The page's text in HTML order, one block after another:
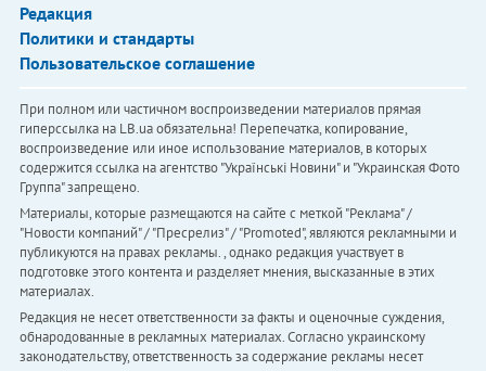
Редакция
Политики и стандарты
Пользовательское соглашение
При полном или частичном воспроизведении материалов прямая
гиперссылка на LB.ua обязательна! Перепечатка, копирование,
воспроизведение или иное использование материалов, в которых
содержится ссылка на агентство "Українськi Новини" и "Украинская Фото
Группа" запрещено.
Материалы, которые размещаются на сайте с меткой "Реклама" /
"Новости компаний" / "Пресрелиз" / "Promoted", являются рекламными и
публикуются на правах рекламы. , однако редакция участвует в
подготовке этого контента и разделяет мнения, высказанные в этих
материалах.
Редакция не несет ответственности за факты и оценочные суждения,
обнародованные в рекламных материалах. Согласно украинскому
законодательству, ответственность за содержание рекламы несет